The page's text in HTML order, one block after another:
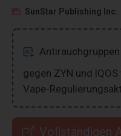
SunStar Publishing Inc.
gegen ZYN und
Vape-
Vollständigen